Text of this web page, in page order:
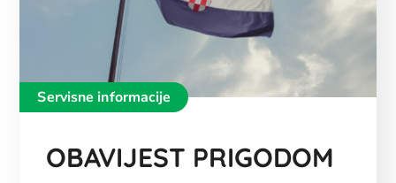
Servisne informacije
OBAVIJEST PRIGODOM